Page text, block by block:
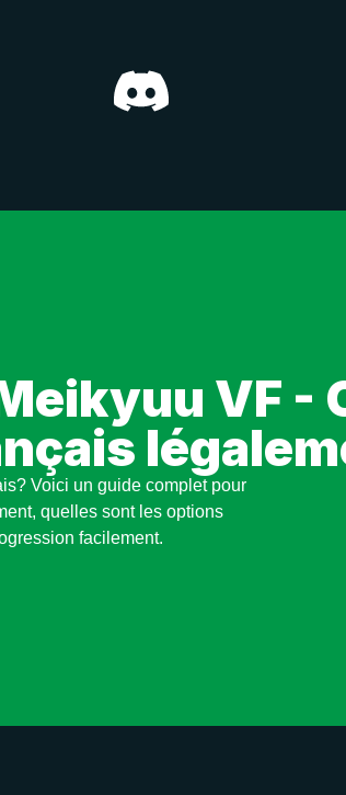
VF -
Voici un guide complet pour
quelles sont les options
facilement.